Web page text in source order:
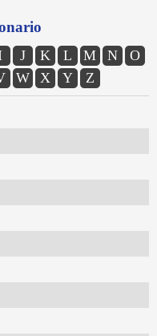
J K L M N
O
W X Y Z